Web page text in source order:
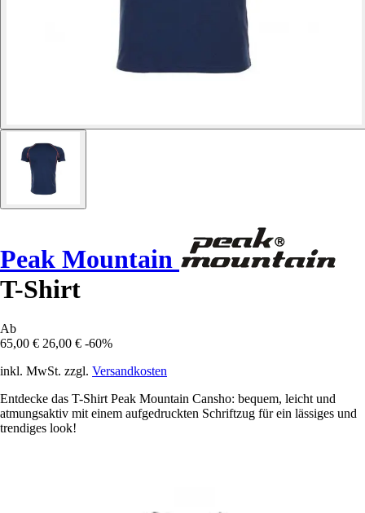
Peak Mountain
T-Shirt
Ab
65,00 € 26,00 € -60%
inkl. MwSt. zzgl. Versandkosten
Entdecke das T-Shirt Peak Mountain Cansho: bequem, leicht und
atmungsaktiv mit einem aufgedruckten Schriftzug für ein lässiges und
trendiges look!